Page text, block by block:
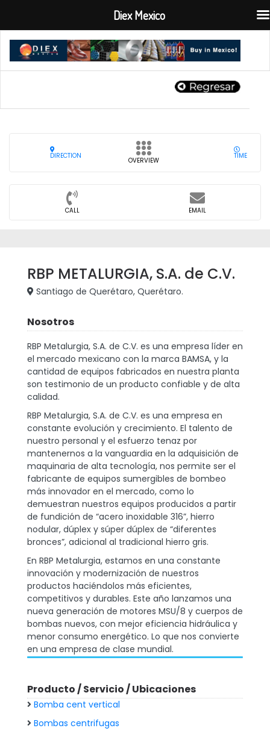
DIRECTION
OVERVIEW
TIME
CALL EMAIL
RBP METALURGIA, S.A. de C.V.
Santiago de Querétaro, Querétaro.
Nosotros
RBP Metalurgia, S.A. de C.V. es una empresa líder en
el mercado mexicano con la marca BAMSA, y la
cantidad de equipos fabricados en nuestra planta
son testimonio de un producto confiable y de alta
calidad.
RBP Metalurgia, S.A. de C.V. es una empresa en
constante evolución y crecimiento. El talento de
nuestro personal y el esfuerzo tenaz por
mantenernos a la vanguardia en la adquisición de
maquinaria de alta tecnología, nos permite ser el
fabricante de equipos sumergibles de bombeo
más innovador en el mercado, como lo
demuestran nuestros equipos producidos a partir
de fundición de “acero inoxidable 316”, hierro
nodular, dúplex y súper dúplex de “diferentes
bronces”, adicional al tradicional hierro gris.
En RBP Metalurgia, estamos en una constante
innovación y modernización de nuestros
productos haciéndolos más eficientes,
competitivos y durables. Este año lanzamos una
nueva generación de motores MSU/8 y cuerpos de
bombas nuevos, con mejor eficiencia hidráulica y
menor consumo energético. Lo que nos convierte
en una empresa de clase mundial.
Producto / Servicio / Ubicaciones
Bomba cent vertical
Bombas centrifugas
Diex Mexico